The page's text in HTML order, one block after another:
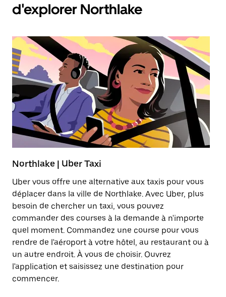
d'explorer Northlake
Northlake | Uber Taxi
Uber vous offre une alternative aux taxis pour vous
déplacer dans la ville de Northlake. Avec Uber, plus
besoin de chercher un taxi, vous pouvez
commander des courses à la demande à n'importe
quel moment. Commandez une course pour vous
rendre de l'aéroport à votre hôtel, au restaurant ou à
un autre endroit. À vous de choisir. Ouvrez
l'application et saisissez une destination pour
commencer.